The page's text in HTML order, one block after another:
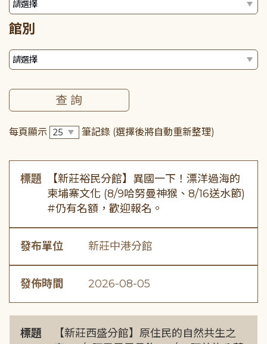
館別
每頁顯示 筆記錄 (選擇後將自動重新整理)
標題
【新莊裕民分館】異國一下！漂洋過海的
柬埔寨文化 (8/9哈努曼神猴、8/16送水節)
#仍有名額，歡迎報名。
發布單位 新莊中港分館
發佈時間 2026-08-05
標題
【新莊西盛分館】原住民的自然共生之